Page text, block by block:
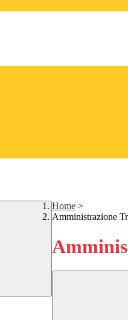
Home >
Amministrazione